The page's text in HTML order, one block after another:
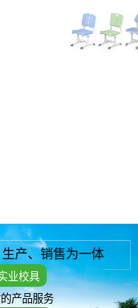
产、销售为一体
业校具
产品服务